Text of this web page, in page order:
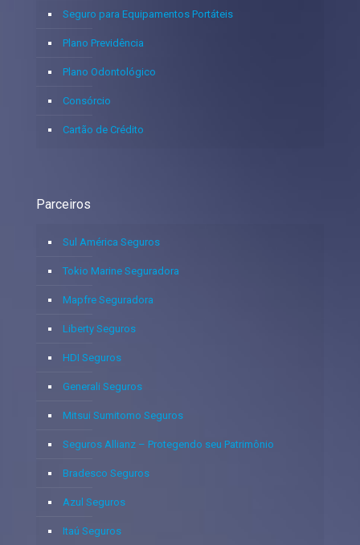
Seguro para Equipamentos Portáteis
Plano Previdência
Plano Odontológico
Consórcio
Cartão de Crédito
Parceiros
Sul América Seguros
Tokio Marine Seguradora
Mapfre Seguradora
Liberty Seguros
HDI Seguros
Generali Seguros
Mitsui Sumitomo Seguros
Seguros Allianz – Protegendo seu Patrimônio
Bradesco Seguros
Azul Seguros
Itaú Seguros